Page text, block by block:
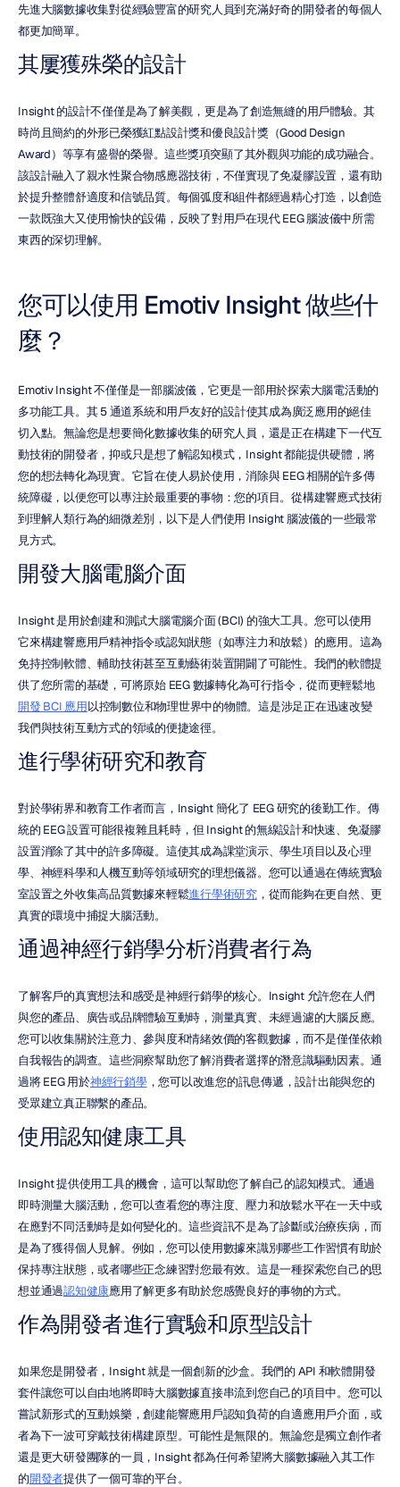
先進大腦數據收集對從經驗豐富的研究人員到充滿好奇的開發者的每個人
都更加簡單。
其屢獲殊榮的設計
Insight 的設計不僅僅是為了解美觀，更是為了創造無縫的用戶體驗。其
時尚且簡約的外形已榮獲紅點設計獎和優良設計獎（Good Design
Award）等享有盛譽的榮譽。這些獎項突顯了其外觀與功能的成功融合。
該設計融入了親水性聚合物感應器技術，不僅實現了免凝膠設置，還有助
於提升整體舒適度和信號品質。每個弧度和組件都經過精心打造，以創造
一款既強大又使用愉快的設備，反映了對用戶在現代 EEG 腦波儀中所需
東西的深切理解。
您可以使用 Emotiv Insight 做些什
麼？
Emotiv Insight 不僅僅是一部腦波儀，它更是一部用於探索大腦電活動的
多功能工具。其 5 通道系統和用戶友好的設計使其成為廣泛應用的絕佳
切入點。無論您是想要簡化數據收集的研究人員，還是正在構建下一代互
動技術的開發者，抑或只是想了解認知模式，Insight 都能提供硬體，將
您的想法轉化為現實。它旨在使人易於使用，消除與 EEG 相關的許多傳
統障礙，以便您可以專注於最重要的事物：您的項目。從構建響應式技術
到理解人類行為的細微差別，以下是人們使用 Insight 腦波儀的一些最常
見方式。
開發大腦電腦介面
Insight 是用於創建和測試大腦電腦介面 (BCI) 的強大工具。您可以使用
它來構建響應用戶精神指令或認知狀態（如專注力和放鬆）的應用。這為
免持控制軟體、輔助技術甚至互動藝術裝置開闢了可能性。我們的軟體提
供了您所需的基礎，可將原始 EEG 數據轉化為可行指令，從而更輕鬆地
開發 BCI 應用以控制數位和物理世界中的物體。這是涉足正在迅速改變
我們與技術互動方式的領域的便捷途徑。
進行學術研究和教育
對於學術界和教育工作者而言，Insight 簡化了 EEG 研究的後勤工作。傳
統的 EEG 設置可能很複雜且耗時，但 Insight 的無線設計和快速、免凝膠
設置消除了其中的許多障礙。這使其成為課堂演示、學生項目以及心理
學、神經科學和人機互動等領域研究的理想儀器。您可以通過在傳統實驗
室設置之外收集高品質數據來輕鬆進行學術研究，從而能夠在更自然、更
真實的環境中捕捉大腦活動。
通過神經行銷學分析消費者行為
了解客戶的真實想法和感受是神經行銷學的核心。Insight 允許您在人們
與您的產品、廣告或品牌體驗互動時，測量真實、未經過濾的大腦反應。
您可以收集關於注意力、參與度和情緒效價的客觀數據，而不是僅僅依賴
自我報告的調查。這些洞察幫助您了解消費者選擇的潛意識驅動因素。通
過將 EEG 用於神經行銷學，您可以改進您的訊息傳遞，設計出能與您的
受眾建立真正聯繫的產品。
使用認知健康工具
Insight 提供使用工具的機會，這可以幫助您了解自己的認知模式。通過
即時測量大腦活動，您可以查看您的專注度、壓力和放鬆水平在一天中或
在應對不同活動時是如何變化的。這些資訊不是為了診斷或治療疾病，而
是為了獲得個人見解。例如，您可以使用數據來識別哪些工作習慣有助於
保持專注狀態，或者哪些正念練習對您最有效。這是一種探索您自己的思
想並通過認知健康應用了解更多有助於您感覺良好的事物的方式。
作為開發者進行實驗和原型設計
如果您是開發者，Insight 就是一個創新的沙盒。我們的 API 和軟體開發
套件讓您可以自由地將即時大腦數據直接串流到您自己的項目中。您可以
嘗試新形式的互動娛樂，創建能響應用戶認知負荷的自適應用戶介面，或
者為下一波可穿戴技術構建原型。可能性是無限的。無論您是獨立創作者
還是更大研發團隊的一員，Insight 都為任何希望將大腦數據融入其工作
的開發者提供了一個可靠的平台。